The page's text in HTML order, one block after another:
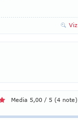
Media 5,00 / 5 (4 note)